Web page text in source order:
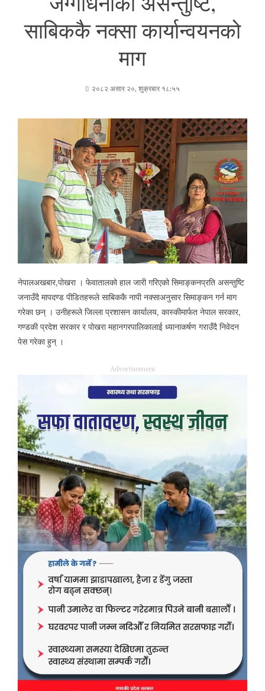
साबिककै नक्सा कार्यान्वयनको
माग
२०८२ असार २०, शुक्रबार १८:५५
नेपालअखबार,पोखरा । फेवातालको हाल जारी गरिएको सिमाङ्कनप्रति असन्तुष्टि
जनाउँदै मापदण्ड पीडितहरूले साबिककै नापी नक्साअनुसार सिमाङ्कन गर्न माग
गरेका छन् । उनीहरूले जिल्ला प्रशासन कार्यालय, कास्कीमार्फत नेपाल सरकार,
गण्डकी प्रदेश सरकार र पोखरा महानगरपालिकालाई ध्यानाकर्षण गराउँदै निवेदन
पेस गरेका हुन् ।
Advertisement